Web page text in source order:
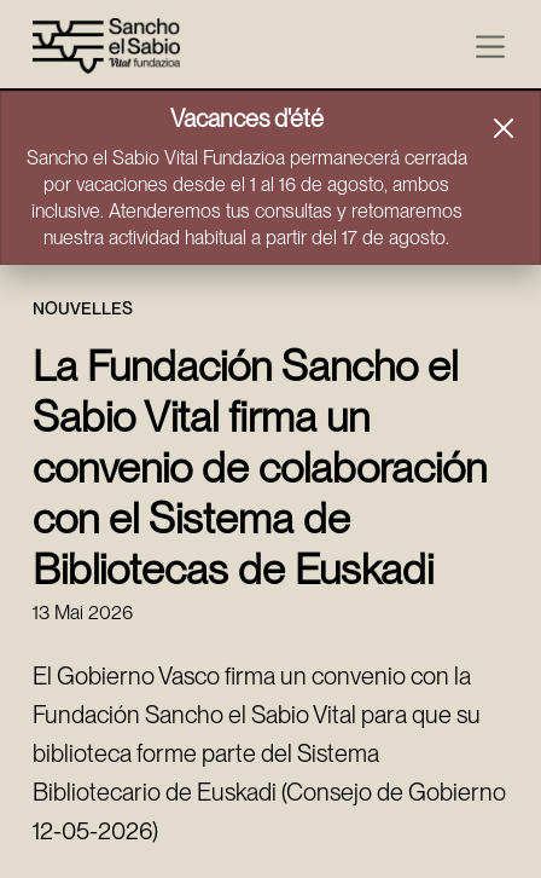
Aller directement au contenu
Vacances d'été
Sancho el Sabio Vital Fundazioa permanecerá cerrada
por vacaciones desde el 1 al 16 de agosto, ambos
inclusive. Atenderemos tus consultas y retomaremos
nuestra actividad habitual a partir del 17 de agosto.
NOUVELLES
La Fundación Sancho el
Sabio Vital firma un
convenio de colaboración
con el Sistema de
Bibliotecas de Euskadi
13 Mai 2026
El Gobierno Vasco firma un convenio con la
Fundación Sancho el Sabio Vital para que su
biblioteca forme parte del Sistema
Bibliotecario de Euskadi (Consejo de Gobierno
12-05-2026)